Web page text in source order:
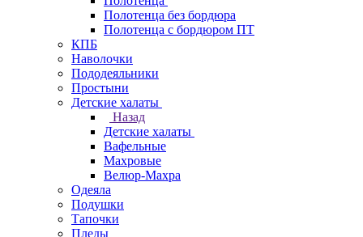
Полотенца без бордюра
Полотенца с бордюром ПТ
КПБ
Наволочки
Пододеяльники
Простыни
Детские халаты
Назад
Детские халаты
Вафельные
Махровые
Велюр-Махра
Одеяла
Подушки
Тапочки
Пледы